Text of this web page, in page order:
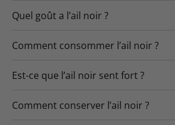
Quel goût a l’ail noir ?
Comment consommer l’ail noir ?
Est-ce que l’ail noir sent fort ?
Comment conserver l’ail noir ?